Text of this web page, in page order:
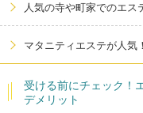
人気の寺や町家でのエス
マタニティエステが人気
受ける前にチェック！
デメリット